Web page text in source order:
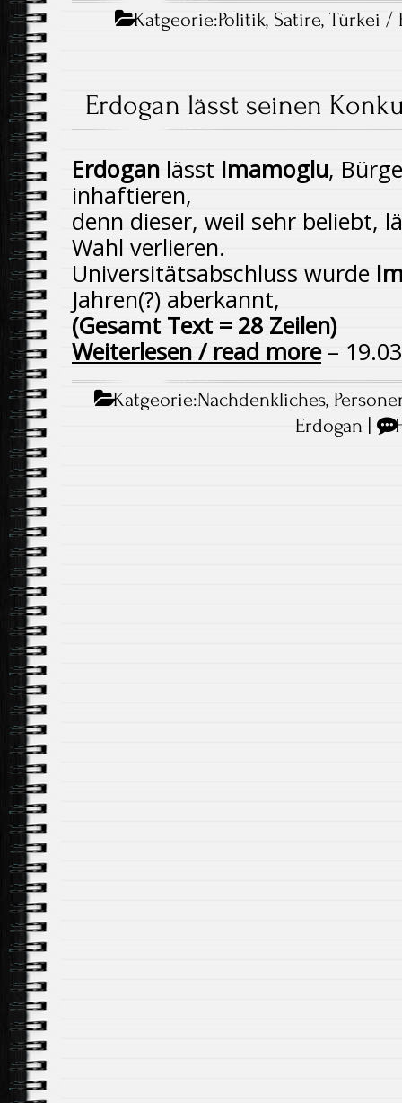
Katgeorie:Politik,Satire,Türkei /
Erdogan lässt seinen
Erdogan lässt Imamoglu,
inhaftieren,
denn dieser, weil sehr beliebt,
Wahl verlieren.
Universitätsabschluss wurde
Jahren(?) aberkannt,
(Gesamt Text = 28 Zeilen)
Weiterlesen / read more–
Katgeorie:Nachdenkliches,
Erdogan |